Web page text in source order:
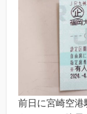
前日に宮崎空港